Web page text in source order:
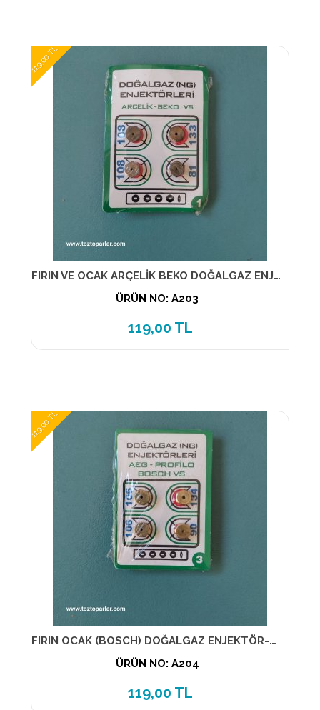
119,00 TL
FIRIN VE OCAK ARÇELİK BEKO DOĞALGAZ ENJEKTÖR-MEME (NO-1) (1-PK) 7 LİK
ÜRÜN NO: A203
119,00 TL
119,00 TL
FIRIN OCAK (BOSCH) DOĞALGAZ ENJEKTÖR-MEME (NO-3) (1-PAKET) 7 LİK
ÜRÜN NO: A204
119,00 TL